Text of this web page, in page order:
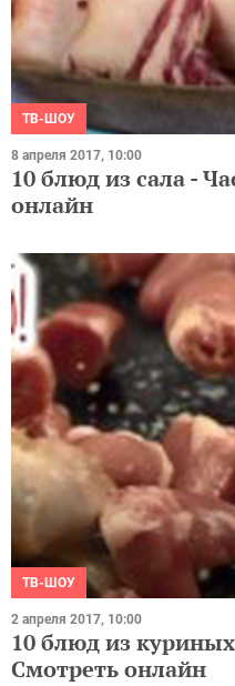
ТВ-ШОУ
8 апреля 2017, 10:00
10 блюд из сала -
онлайн
ТВ-ШОУ
2 апреля 2017, 10:00
10 блюд из
Смотреть онлайн